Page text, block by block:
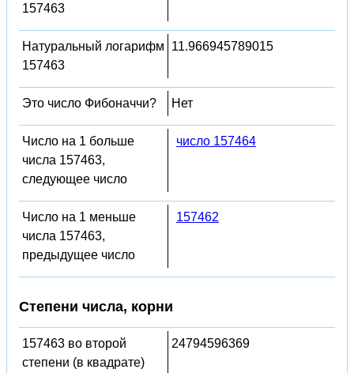
157463
Натуральный логарифм
157463
11.966945789015
Это число Фибоначчи? Нет
Число на 1 больше
числа 157463,
следующее число
число 157464
Число на 1 меньше
числа 157463,
предыдущее число
157462
Степени числа, корни
157463 во второй
степени (в квадрате)
24794596369